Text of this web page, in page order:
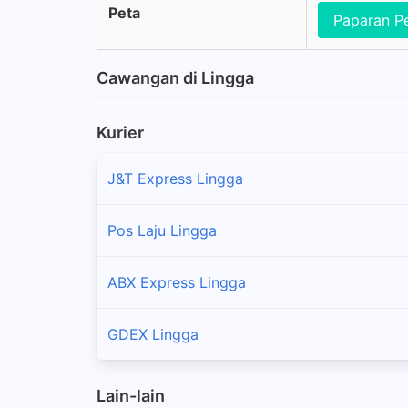
Peta Paparan
Cawangan di Lingga
Kurier
J&T Express Lingga
Pos Laju Lingga
ABX Express Lingga
GDEX Lingga
Lain-lain